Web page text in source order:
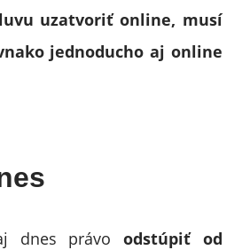
uzatvoriť online, musí
jednoducho aj online
dnes právo odstúpiť od